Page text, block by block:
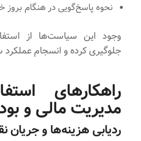
نحوه پاسخ‌گویی در هنگام
وجود این سیاست‌ها از
جلوگیری کرده و انسجام
راهکارهای
مدیریت مالی و
ردیابی هزینه‌ها و جریان